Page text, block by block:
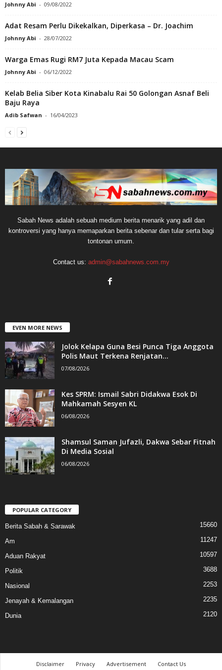
Johnny Abi - 09/08/2022
Adat Resam Perlu Dikekalkan, Diperkasa – Dr. Joachim
Johnny Abi - 28/07/2022
Warga Emas Rugi RM7 Juta Kepada Macau Scam
Johnny Abi - 06/12/2022
Kelab Belia Siber Kota Kinabalu Rai 50 Golongan Asnaf Beli
Baju Raya
Adib Safwan - 16/04/2023
Sabah News adalah sebuah medium berita menarik yang adil dan
kontroversi yang hanya memaparkan berita sebenar dan tular serta bagi
tontonan umum.
Contact us: admin@sabahnews.com.my
EVEN MORE NEWS
Jolok Kelapa Guna Besi Punca Tiga Anggota
Polis Maut Terkena Renjatan...
07/08/2026
Kes SPRM: Ismail Sabri Didakwa Esok Di
Mahkamah Sesyen KL
06/08/2026
Shamsul Saman Jufazli, Dakwa Sebar Fitnah
Di Media Sosial
06/08/2026
POPULAR CATEGORY
Berita Sabah & Sarawak 15660
Am 11247
Aduan Rakyat 10597
Politik 3688
Nasional 2253
Jenayah & Kemalangan 2235
Dunia 2120
Disclaimer Privacy Advertisement Contact Us